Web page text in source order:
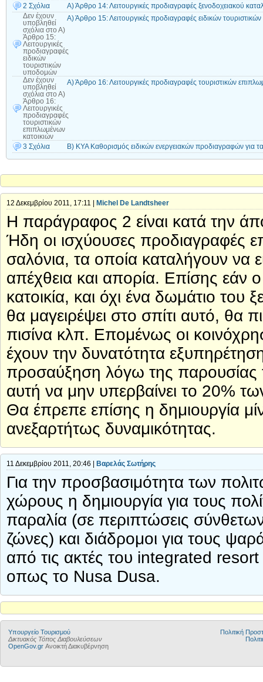
2 Σχόλια
Α) Άρθρο 14: Λειτουργικές προδιαγραφές ξενοδοχειακού
Δεν έχουν
υποβληθεί
σχόλια στο Α)
Άρθρο 15:
Λειτουργικές
προδιαγραφές
ειδικών
τουριστικών
υποδομών
Α) Άρθρο 15: Λειτουργικές προδιαγραφές ειδικών
Δεν έχουν
υποβληθεί
σχόλια στο Α)
Άρθρο 16:
Λειτουργικές
προδιαγραφές
τουριστικών
επιπλωμένων
κατοικιών
Α) Άρθρο 16: Λειτουργικές προδιαγραφές τουριστικών
3 Σχόλια Β) ΚΥΑ Καθορισμός ειδικών ενεργειακών προδιαγραφών για
12 Δεκεμβρίου 2011, 17:11 | Michel De Landtsheer
Η παράγραφος 2 είναι κατά την
Ήδη οι ισχύουσες προδιαγραφές
σαλόνια, τα οποία καταλήγουν να
απέχθεια και απορία. Επίσης εάν
κατοικία, και όχι ένα δωμάτιο του
θα μαγειρέψει στο σπίτι αυτό, θα
πισίνα κλπ. Επομένως οι
έχουν την δυνατότητα
προσαύξηση λόγω της παρουσίας
αυτή να μην υπερβαίνει το 20%
Θα έπρεπε επίσης η δημιουργία
ανεξαρτήτως δυναμικότητας.
11 Δεκεμβρίου 2011, 20:46 | Βαρελάς Σωτήρης
Για την προσβασιμότητα των
χώρους η δημιουργία για τους
παραλία (σε περιπτώσεις
ζώνες) και διάδρομοι για τους
από τις ακτές του integrated
οπως το Nusa Dusa.
Υπουργείο Τουρισμού
Δικτυακός Τόπος Διαβουλεύσεων
OpenGov.gr Ανοικτή Διακυβέρνηση
Πολιτική